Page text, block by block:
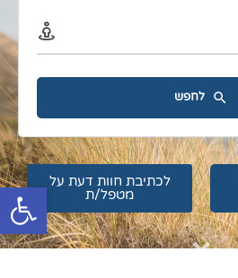
פתח
לכתיבת חוות דעת על
מטפל/ת